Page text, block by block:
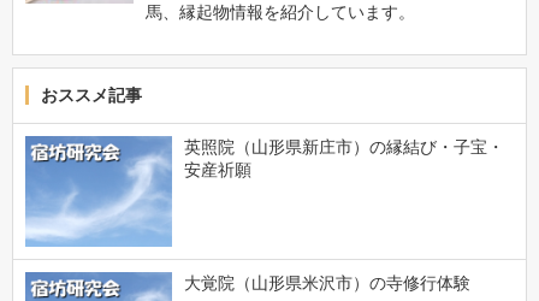
馬、縁起物情報を紹介しています。
おススメ記事
英照院（山形県新庄市）の縁結び・子宝・
安産祈願
大覚院（山形県米沢市）の寺修行体験